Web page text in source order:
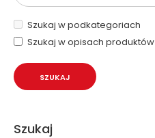
Szukaj w podkategoriach
Szukaj w opisach produktów
Szukaj